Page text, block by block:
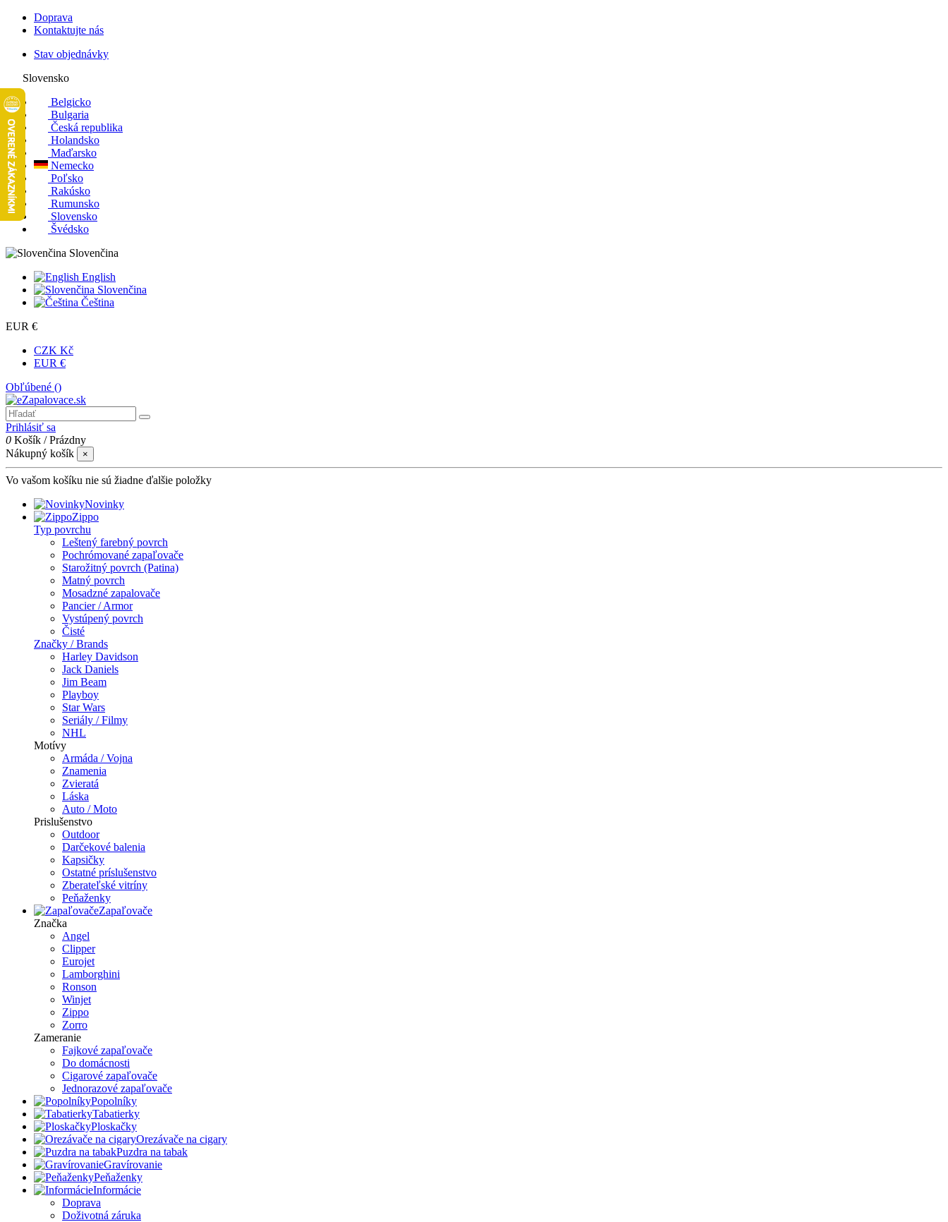
Doprava
Kontaktujte nás
Stav objednávky
Slovensko
Belgicko
Bulgaria
Česká republika
Holandsko
Maďarsko
Nemecko
Poľsko
Rakúsko
Rumunsko
Slovensko
Švédsko
Slovenčina
English
Slovenčina
Čeština
EUR €
CZK Kč
EUR €
Obľúbené ()
Prihlásiť sa
0 Košík /Prázdny
Nákupný košík
×
Vo vašom košíku nie sú žiadne ďalšie položky
Novinky
Zippo
Typ povrchu
Leštený farebný povrch
Pochrómované zapaľovače
Starožitný povrch (Patina)
Matný povrch
Mosadzné zapalovače
Pancier / Armor
Vystúpený povrch
Čisté
Značky / Brands
Harley Davidson
Jack Daniels
Jim Beam
Playboy
Star Wars
Seriály / Filmy
NHL
Motívy
Armáda / Vojna
Znamenia
Zvieratá
Láska
Auto / Moto
Prislušenstvo
Outdoor
Darčekové balenia
Kapsičky
Ostatné príslušenstvo
Zberateľské vitríny
Peňaženky
Zapaľovače
Značka
Angel
Clipper
Eurojet
Lamborghini
Ronson
Winjet
Zippo
Zorro
Zameranie
Fajkové zapaľovače
Do domácnosti
Cigarové zapaľovače
Jednorazové zapaľovače
Popolníky
Tabatierky
Ploskačky
Orezávače na cigary
Puzdra na tabak
Gravírovanie
Peňaženky
Informácie
Doprava
Doživotná záruka